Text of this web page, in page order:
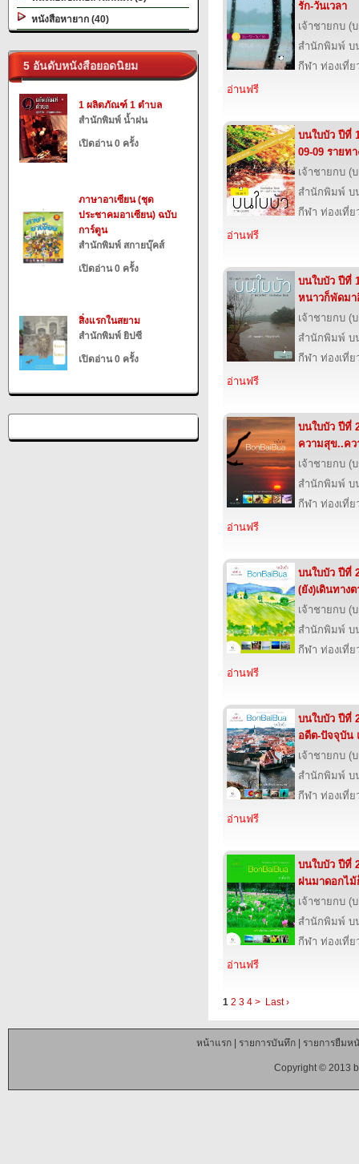
หนังสือหายาก (40)
5 อันดับหนังสือยอดนิยม
1 ผลิตภัณฑ์ 1 ตำบล
สำนักพิมพ์ น้ำฝน
เปิดอ่าน 0 ครั้ง
ภาษาอาเซียน (ชุด
ประชาคมอาเซียน) ฉบับ
การ์ตูน
สำนักพิมพ์ สกายบุ๊คส์
เปิดอ่าน 0 ครั้ง
สิ่งแรกในสยาม
สำนักพิมพ์ ยิปซี
เปิดอ่าน 0 ครั้ง
รัก-วันเวลา
เจ้าชายกบ (
สำนักพิมพ์ บ
กีฬา ท่องเที่
อ่านฟรี
บนใบบัว ปีที่
09-09 รายท
เจ้าชายกบ (
สำนักพิมพ์ บ
กีฬา ท่องเที่
อ่านฟรี
บนใบบัว ปีที่
หนาวก็พัดมา
เจ้าชายกบ (
สำนักพิมพ์ บ
กีฬา ท่องเที่
อ่านฟรี
บนใบบัว ปีที่
ความสุข..คว
เจ้าชายกบ (
สำนักพิมพ์ บ
กีฬา ท่องเที่
อ่านฟรี
บนใบบัว ปีที่
(ยัง)เดินทาง
เจ้าชายกบ (
สำนักพิมพ์ บ
กีฬา ท่องเที่
อ่านฟรี
บนใบบัว ปีที่
อดีต-ปัจจุบัน
เจ้าชายกบ (
สำนักพิมพ์ บ
กีฬา ท่องเที่
อ่านฟรี
บนใบบัว ปีที่
ฝนมาดอกไม้
เจ้าชายกบ (
สำนักพิมพ์ บ
กีฬา ท่องเที่
อ่านฟรี
1 2 3 4 > Last ›
หน้าแรก| รายการบันทึก| รายการยืมห
Copyright © 2013